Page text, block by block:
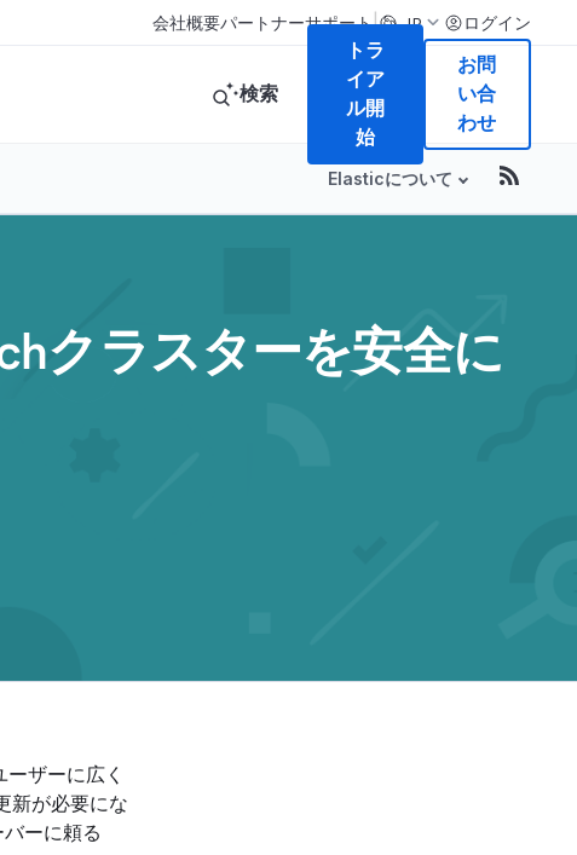
会社概要パートナーサポート| JP ログイン
検索
トラ
イア
ル開
始
お問
い合
わせ
Elasticについて
クラスターを安全に
ザーに広く
新が必要にな
ーに頼る